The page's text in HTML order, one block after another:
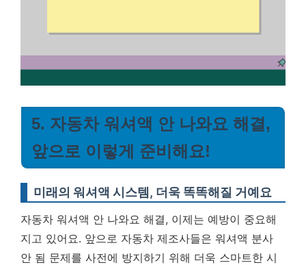
5. 자동차 워셔액 안 나와요 해결,
앞으로 이렇게 준비해요!
미래의 워셔액 시스템, 더욱 똑똑해질 거예요
자동차 워셔액 안 나와요 해결, 이제는 예방이 중요해
지고 있어요. 앞으로 자동차 제조사들은 워셔액 분사
안 됨 문제를 사전에 방지하기 위해 더욱 스마트한 시